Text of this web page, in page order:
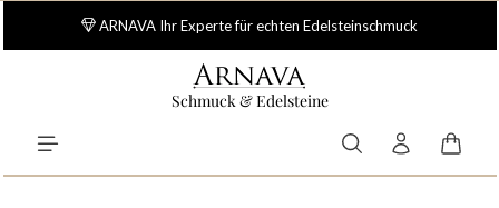
Zum Hauptinhalt springen
ARNAVA Ihr Experte für echten Edelsteinschmuck
Schmuck & Edelsteine